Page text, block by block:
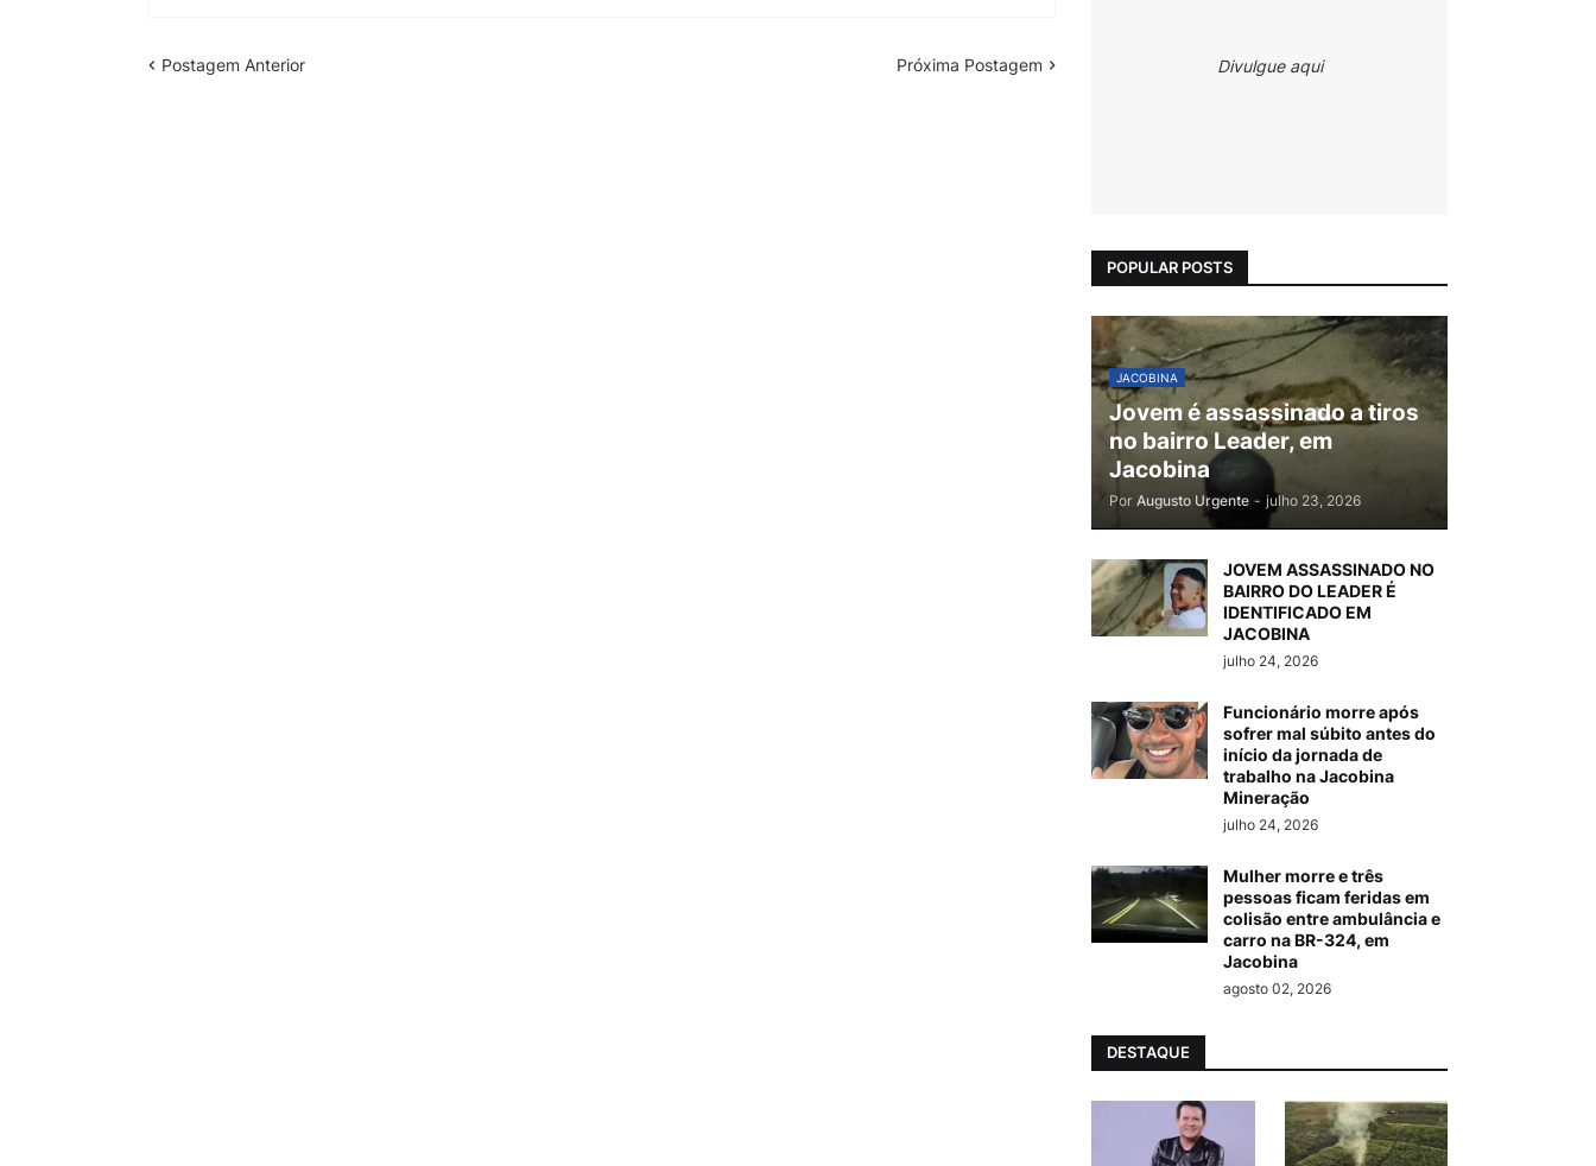
Postagem Anterior Próxima Postagem Divulgue aqui
POPULAR POSTS
JACOBINA
Jovem é assassinado a tiros
no bairro Leader, em
Jacobina
Por Augusto Urgente - julho 23, 2026
JOVEM ASSASSINADO NO
BAIRRO DO LEADER É
IDENTIFICADO EM
JACOBINA
julho 24, 2026
Funcionário morre após
sofrer mal súbito antes do
início da jornada de
trabalho na Jacobina
Mineração
julho 24, 2026
Mulher morre e três
pessoas ficam feridas em
colisão entre ambulância e
carro na BR-324, em
Jacobina
agosto 02, 2026
DESTAQUE